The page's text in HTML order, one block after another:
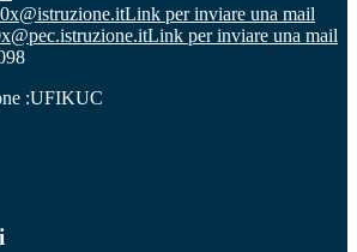
Link per inviare una mail
Link per inviare una mail
:UFIKUC